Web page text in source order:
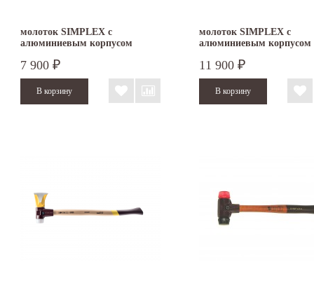
молоток SIMPLEX с
алюминиевым корпусом
3127.040
7 900 ₽
молоток SIMPLEX с
алюминиевым корпусом
3127.060
11 900 ₽